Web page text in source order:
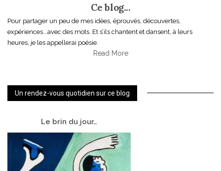
Ce blog...
Pour partager un peu de mes idées, éprouvés, découvertes,
expériences...avec des mots. Et s’ils chantent et dansent, à leurs
heures, je les appellerai poésie.
Read More
Un rendez-vous quotidien sur ce blog
Le brin du jour…